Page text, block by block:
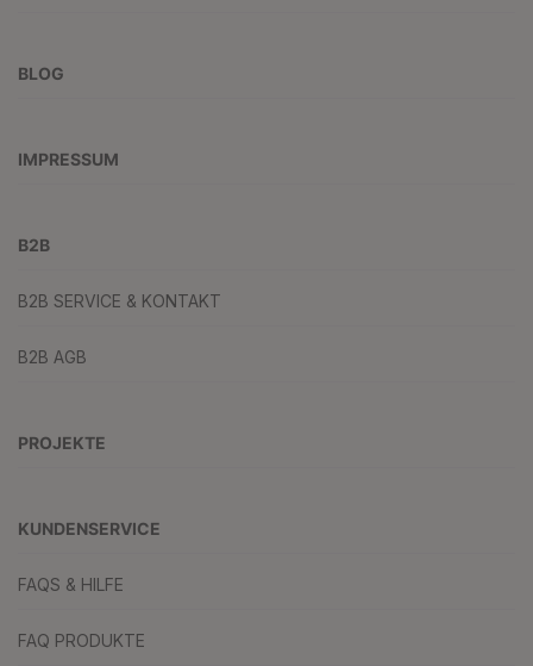
BLOG
IMPRESSUM
B2B
B2B SERVICE & KONTAKT
B2B AGB
PROJEKTE
KUNDENSERVICE
FAQS & HILFE
FAQ PRODUKTE